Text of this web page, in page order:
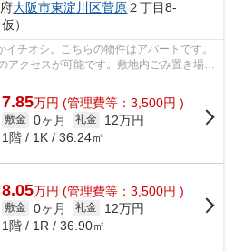
大阪市東淀川区菅原２丁目8-
）
イチオシ。こちらの物件はアパートです。
アクセスが可能です。敷地内ごみ置き場が
7.85万円 (管理費等：3,500円 )
敷金 0ヶ月 礼金
12万円
1階 / 1K / 36.24㎡
8.05万円 (管理費等：3,500円 )
敷金 0ヶ月 礼金
12万円
1階 / 1R / 36.90㎡